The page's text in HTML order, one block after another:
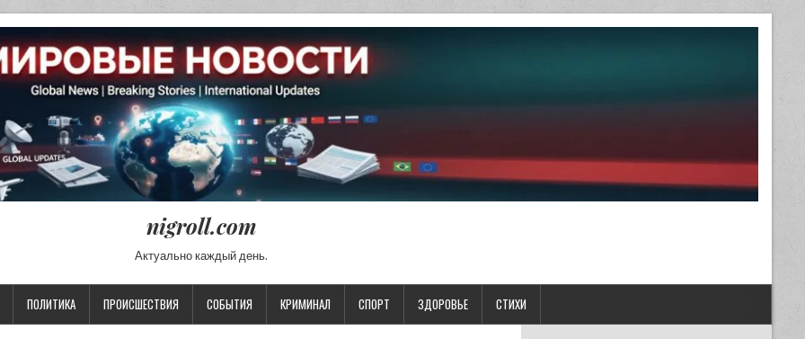
nigroll.com
Актуально каждый день.
ПОЛИТИКА ПРОИСШЕСТВИЯ СОБЫТИЯ КРИМИНАЛ СПОРТ ЗДОРОВЬЕ СТИХИ